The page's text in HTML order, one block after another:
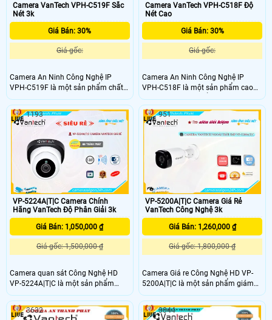
Camera VanTech VPH-C519F Sắc
Nét 3k
Giá Bán: 30%
Giá gốc:
Camera An Ninh Công Nghệ IP
VPH-C519F là một sản phẩm chất
lượng cao, được thiết kế dựa trên
công nghệ tiên tiến nhất hiện nay.
Với độ phân giải Full HD, nó mang
đến hình ảnh sắc nét và chi tiết, cho
phép bạn giám sát an toàn tại cơ sở
của bạn
Camera VanTech VPH-C518F Độ
Nét Cao
Giá Bán: 30%
Giá gốc:
Camera An Ninh Công Nghệ IP
VPH-C518F là một sản phẩm cao
cấp được thiết kế đểTin hơnan ninh
cho nhà ở, văn phòng và các không
gian công cộng. Với độ phân giải
cao 2MP, camera này cung cấp hình
ảnh sắc nét, chi tiết và chất lượng
cao. VPH-C518F là lựa chọn lý
tưởng để cải thiện an ninh cho mọi
môi trường
VP-5224A|T|C Camera Chính
Hãng VanTech Độ Phân Giải 3k
Giá Bán: 1,050,000 ₫
Giá gốc: 1,500,000 ₫
Camera quan sát Công Nghệ HD
VP-5224A|T|C là một sản phẩm
chất lượng cao tích hợp các chức
năng cao cấp. Với công nghệ AI,
camera này có khả năng cân bằng
1193
VP-5200A|T|C Camera Giá Rẻ
VanTech Công Nghệ 3k
Giá Bán: 1,260,000 ₫
Giá gốc: 1,800,000 ₫
Camera Giá re Công Nghệ HD VP-
5200A|T|C là một sản phẩm giám
sát chất lượng cao với độ nét lên
đến 5.0 MP. Sản phẩm này còn có
khả năng giám sát ban đêm với
951
3632 3044